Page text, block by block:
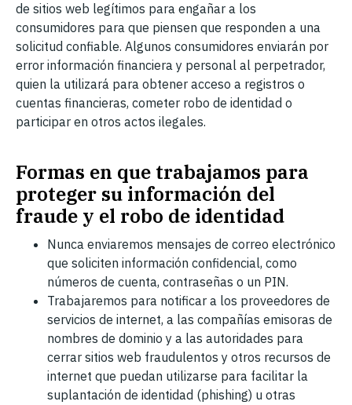
de sitios web legítimos para engañar a los
consumidores para que piensen que responden a una
solicitud confiable. Algunos consumidores enviarán por
error información financiera y personal al perpetrador,
quien la utilizará para obtener acceso a registros o
cuentas financieras, cometer robo de identidad o
participar en otros actos ilegales.
Formas en que trabajamos para
proteger su información del
fraude y el robo de identidad
Nunca enviaremos mensajes de correo electrónico
que soliciten información confidencial, como
números de cuenta, contraseñas o un PIN.
Trabajaremos para notificar a los proveedores de
servicios de internet, a las compañías emisoras de
nombres de dominio y a las autoridades para
cerrar sitios web fraudulentos y otros recursos de
internet que puedan utilizarse para facilitar la
suplantación de identidad (phishing) u otras